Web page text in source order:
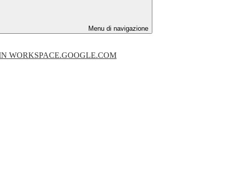
Menu di navigazione
WORKSPACE.GOOGLE.COM